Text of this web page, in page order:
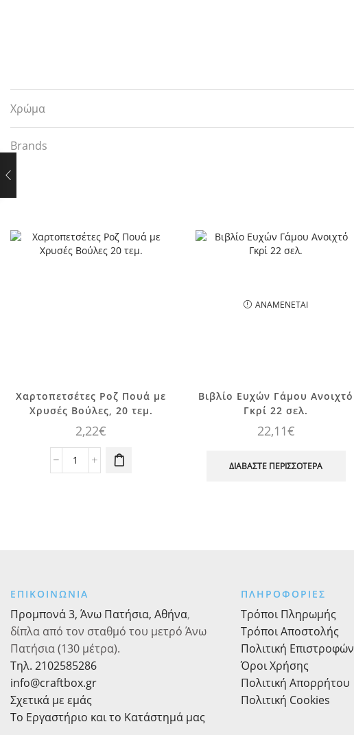
Χρώμα
Brands
Χαρτοπετσέτες Ροζ Πουά με
Χρυσές Βούλες, 20 τεμ.
2,22€
Χαρτοπετσέτες
ΑΝΑΜΈΝΕΤΑΙ
Βιβλίο Ευχών Γάμου Ανοιχτό
Γκρί 22 σελ.
22,11€
ΔΙΑΒΆΣΤΕ ΠΕΡΙΣΣΌΤΕΡΑ
ΕΠΙΚΟΙΝΩΝΙΑ
Προμπονά 3, Άνω Πατήσια, Αθήνα,
δίπλα από τον σταθμό του μετρό Άνω
Πατήσια (130 μέτρα).
Τηλ. 2102585286
info@craftbox.gr
Σχετικά με εμάς
Το Εργαστήριο και το Κατάστημά μας
ΠΛΗΡΟΦΟΡΙΕΣ
Τρόποι Πληρωμής
Τρόποι Αποστολής
Πολιτική Επιστροφών
Όροι Χρήσης
Πολιτική Απορρήτου
Πολιτική Cookies